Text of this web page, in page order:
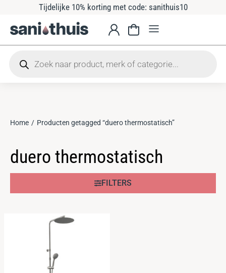
Tijdelijke 10% korting met code: sanithuis10
Je bent hier:
Home Producten getagged “duero thermostatisch”
duero thermostatisch
FILTERS